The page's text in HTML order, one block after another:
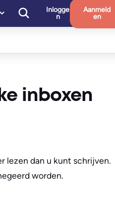
Inlogge
n
Aanmeld
en
inboxen
lezen dan u kunt schrijven.
worden.